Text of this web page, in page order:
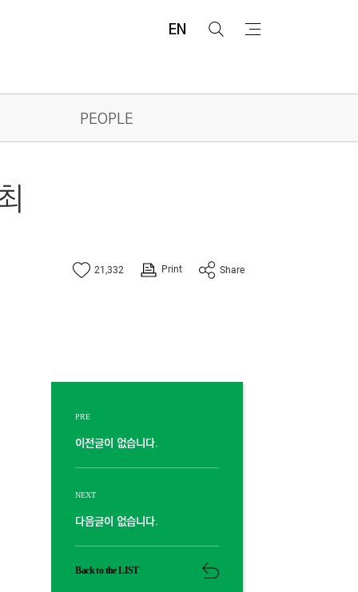
EN
검
PEOPLE
21,332 Print Share
PRE
이전글이 없습니다.
NEXT
다음글이 없습니다.
Back to the LIST